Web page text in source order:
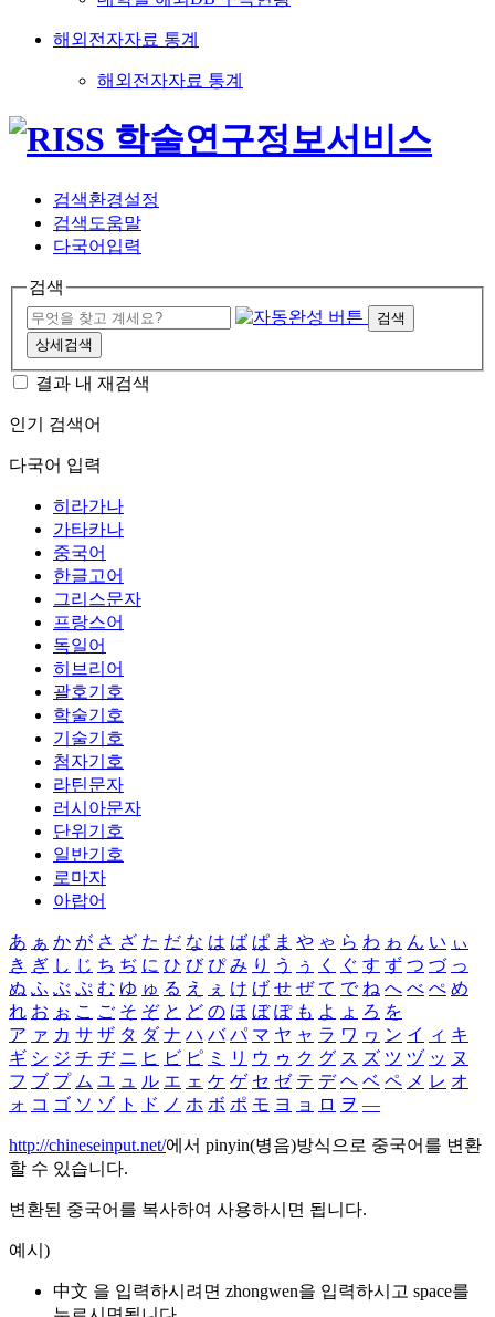
해외전자자료 통계
해외전자자료 통계
검색환경설정
검색도움말
다국어입력
검색
검색
상세검색
결과 내 재검색
인기 검색어
다국어 입력
히라가나
가타카나
중국어
한글고어
그리스문자
프랑스어
독일어
히브리어
괄호기호
학술기호
기술기호
첨자기호
라틴문자
러시아문자
단위기호
일반기호
로마자
아랍어
あ ぁ か が さ ざ た だ な は ば ぱ ま や ゃ ら わ ゎ ん い ぃ
き ぎ し じ ち ぢ に ひ び ぴ み り う ぅ く ぐ す ず つ づ っ
ぬ ふ ぶ ぷ む ゆ ゅ る え ぇ け げ せ ぜ て で ね へ べ ぺ め
れ お ぉ こ ご そ ぞ と ど の ほ ぼ ぽ も よ ょ ろ を
ア ァ カ サ ザ タ ダ ナ ハ バ パ マ ヤ ャ ラ ワ ヮ ン イ ィ キ
ギ シ ジ チ ヂ ニ ヒ ビ ピ ミ リ ウ ゥ ク グ ス ズ ツ ヅ ッ ヌ
フ ブ プ ム ユ ュ ル エ ェ ケ ゲ セ ゼ テ デ ヘ ベ ペ メ レ オ
ォ コ ゴ ソ ゾ ト ド ノ ホ ボ ポ モ ヨ ョ ロ ヲ ―
http://chineseinput.net/에서 pinyin(병음)방식으로 중국어를 변환
할 수 있습니다.
변환된 중국어를 복사하여 사용하시면 됩니다.
예시)
中文 을 입력하시려면 zhongwen을 입력하시고 space를